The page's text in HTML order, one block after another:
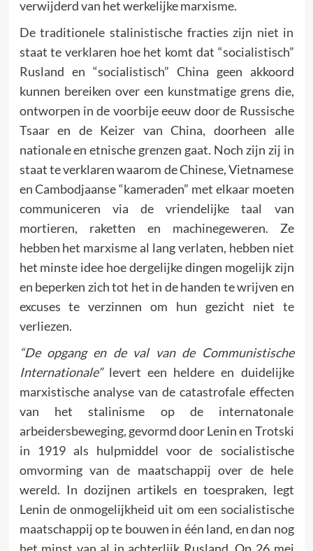
verwijderd van het werkelijke marxisme.
De traditionele stalinistische fracties zijn niet in
staat te verklaren hoe het komt dat “socialistisch”
Rusland en “socialistisch” China geen akkoord
kunnen bereiken over een kunstmatige grens die,
ontworpen in de voorbije eeuw door de Russische
Tsaar en de Keizer van China, doorheen alle
nationale en etnische grenzen gaat. Noch zijn zij in
staat te verklaren waarom de Chinese, Vietnamese
en Cambodjaanse “kameraden” met elkaar moeten
communiceren via de vriendelijke taal van
mortieren, raketten en machinegeweren. Ze
hebben het marxisme al lang verlaten, hebben niet
het minste idee hoe dergelijke dingen mogelijk zijn
en beperken zich tot het in de handen te wrijven en
excuses te verzinnen om hun gezicht niet te
verliezen.
“De opgang en de val van de Communistische
Internationale”levert een heldere en duidelijke
marxistische analyse van de catastrofale effecten
van het stalinisme op de internatonale
arbeidersbeweging, gevormd door Lenin en Trotski
in 1919 als hulpmiddel voor de socialistische
omvorming van de maatschappij over de hele
wereld. In dozijnen artikels en toespraken, legt
Lenin de onmo­gelijkheid uit om een socialistische
maatschappij op te bouwen in één land, en dan nog